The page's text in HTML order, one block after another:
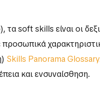
soft skills είναι οι
προσωπικά
Skills Panorama Glossary
και ενσυναίσθηση.